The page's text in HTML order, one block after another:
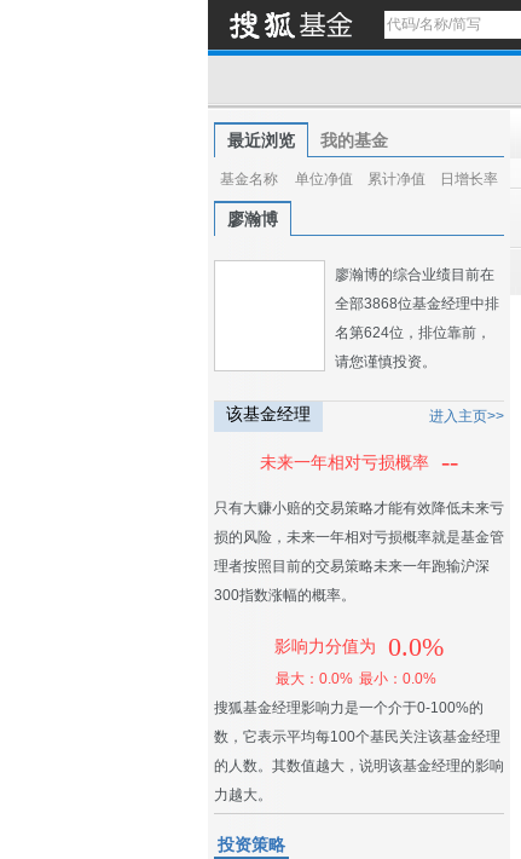
最近浏览 我的基金
基金名称 单位净值 累计净值 日增长率
廖瀚博
廖瀚博的综合业绩目前在
全部3868位基金经理中排
名第624位，排位靠前，
请您谨慎投资。
该基金经理 进入主页>>
未来一年相对亏损概率 --
只有大赚小赔的交易策略才能有效降低未来亏
损的风险，未来一年相对亏损概率就是基金管
理者按照目前的交易策略未来一年跑输沪深
300指数涨幅的概率。
影响力分值为 0.0%
最大：0.0% 最小：0.0%
搜狐基金经理影响力是一个介于0-100%的
数，它表示平均每100个基民关注该基金经理
的人数。其数值越大，说明该基金经理的影响
力越大。
投资策略